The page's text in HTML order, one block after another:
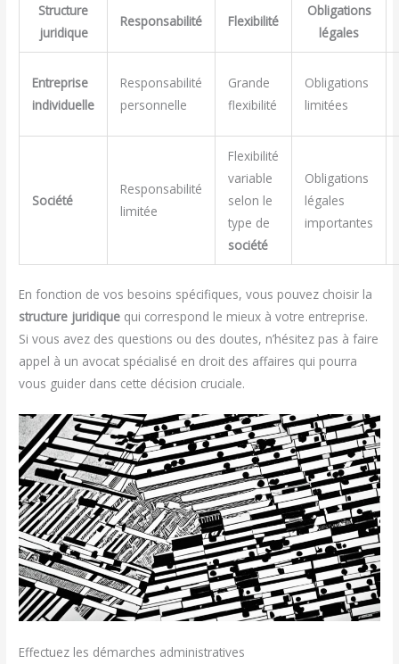
Structure
juridique
Responsabilité Flexibilité
Obligations
légales
Entreprise
individuelle
Responsabilité
personnelle
Grande
flexibilité
Obligations
limitées
Société
Responsabilité
limitée
Flexibilité
variable
selon le
type de
société
Obligations
légales
importantes
En fonction de vos besoins spécifiques, vous pouvez choisir la
structure juridique qui correspond le mieux à votre entreprise.
Si vous avez des questions ou des doutes, n’hésitez pas à faire
appel à un avocat spécialisé en droit des affaires qui pourra
vous guider dans cette décision cruciale.
Effectuez les démarches administratives